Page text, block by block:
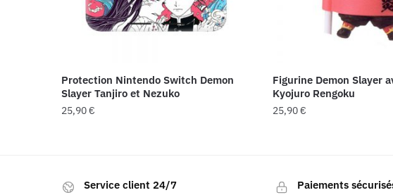
Protection Nintendo Switch Demon
Slayer Tanjiro et Nezuko
25,90€
Figurine Demon Slayer
Kyojuro Rengoku
25,90€
Service client 24/7 Paiements